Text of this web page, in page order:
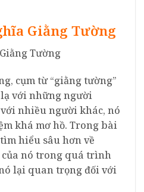
Giằng Tường
Tường
cụm từ “giằng tường”
với những người
nhiều người khác, nó
khá mơ hồ. Trong bài
hiểu sâu hơn về
nó trong quá trình
lại quan trọng đối với